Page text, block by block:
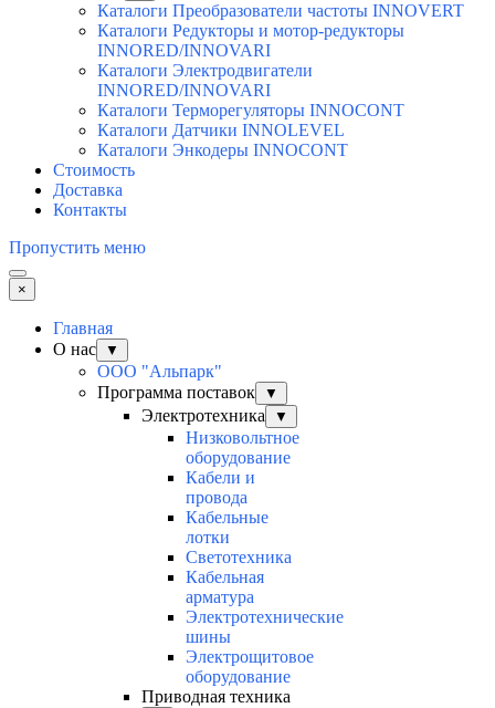
Каталоги Преобразователи частоты INNOVERT
Каталоги Редукторы и мотор-редукторы
INNORED/INNOVARI
Каталоги Электродвигатели
INNORED/INNOVARI
Каталоги Терморегуляторы INNOCONT
Каталоги Датчики INNOLEVEL
Каталоги Энкодеры INNOCONT
Стоимость
Доставка
Контакты
Пропустить меню
×
Главная
О нас
▼
ООО "Альпарк"
Программа поставок
▼
Электротехника ▼
Низковольтное
оборудование
Кабели и
провода
Кабельные
лотки
Светотехника
Кабельная
арматура
Электротехнические
шины
Электрощитовое
оборудование
Приводная техника